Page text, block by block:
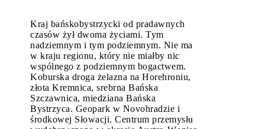
Kraj bańskobystrzycki od pradawnych
czasów żył dwoma życiami. Tym
nadziemnym i tym podziemnym. Nie ma
w kraju regionu, który nie miałby nic
wspólnego z podziemnym bogactwem.
Koburska droga żelazna na Horehroniu,
złota Kremnica, srebrna Bańska
Szczawnica, miedziana Bańska
Bystrzyca. Geopark w Novohradzie i
środkowej Słowacji. Centrum przemysłu